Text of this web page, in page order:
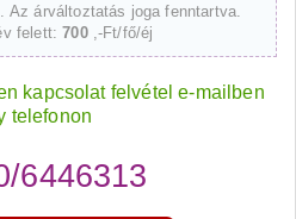
Az árváltoztatás joga fenntartva.
felett:700 ,-Ft/fő/éj
kapcsolat felvétel e-mailben
telefonon
6446313